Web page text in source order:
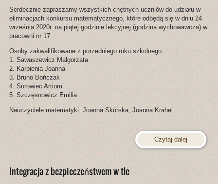
Serdecznie zapraszamy wszystkich chętnych uczniów do udziału w
eliminacjach konkursu matematycznego, które odbędą się w dniu 24
września 2020r. na piątej godzinie lekcyjnej (godzina wychowawcza) w
pracowni nr 17
Osoby zakwalifikowane z porzedniego roku szkolnego:
1. Sawaszewicz Małgorzata
2. Karpienia Joanna
3. Bruno Bończak
4. Surowiec Artiom
5. Szczęsnowicz Emilia
Nauczyciele matematyki: Joanna Skórska, Joanna Krahel
Czytaj dalej
Integracja z bezpieczeństwem w tle